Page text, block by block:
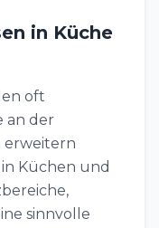
in Küche
oft
an der
erweitern
Küchen und
sinnvolle